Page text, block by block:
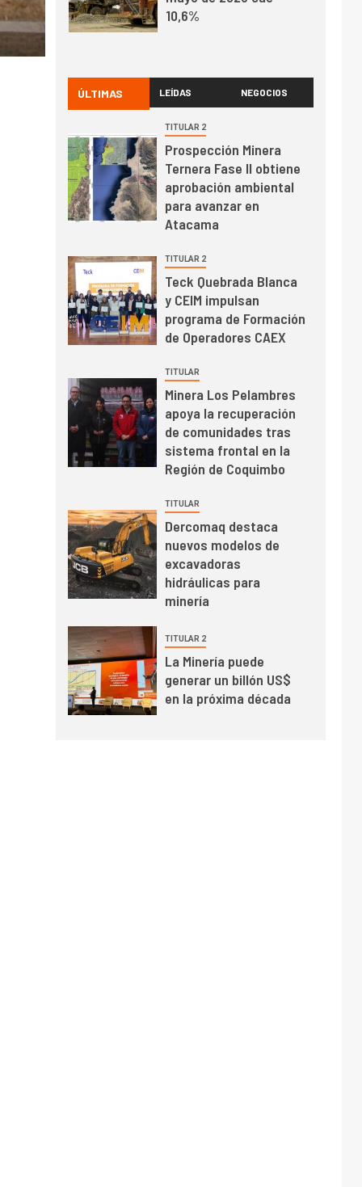
10,6%
PIB minero impacta el
crecimiento regional:
Banco Central reporta
resultados dispares en
el primer trimestre
4 I+D
Informe bimensual de
Cochilco: precio del
cobre alcanza
máximos por escasez
Estudio revela cómo el
precio del cobre y
educación superior se
relacionan en zonas
mineras
BHP proyecta
producción de cobre
cercana a 2 millones
de toneladas tras
récord en Escondida
7 I+D
Codelco reporta Ebitda
y mejora sus
indicadores financieros
ÚLTIMAS LEÍDAS NEGOCIOS
TITULAR 2
Prospección Minera
Ternera Fase II obtiene
aprobación ambiental
para avanzar en
Atacama
TITULAR 2
Teck Quebrada Blanca
y CEIM impulsan
programa de Formación
de Operadores CAEX
TITULAR
Minera Los Pelambres
apoya la recuperación
de comunidades tras
sistema frontal en la
Región de Coquimbo
TITULAR
Dercomaq destaca
nuevos modelos de
excavadoras
hidráulicas para
minería
TITULAR 2
La Minería puede
generar un billón US$
en la próxima década